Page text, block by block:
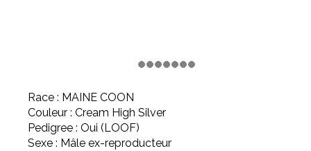
Race : MAINE COON
Couleur : Cream High Silver
Pedigree : Oui (LOOF)
Sexe : Mâle ex-reproducteur